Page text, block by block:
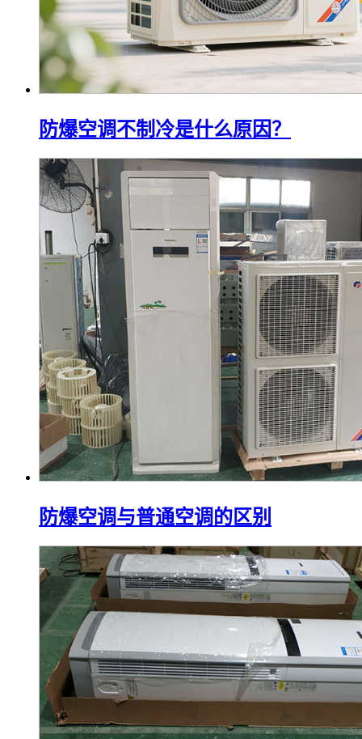
防爆空调不制冷是什么原因？
防爆空调与普通空调的区别